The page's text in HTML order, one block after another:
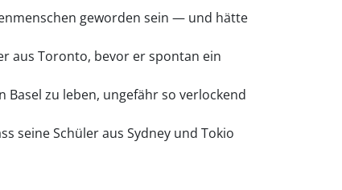
geworden sein — und hätte
aus Toronto, bevor er spontan ein
zu leben, ungefähr so verlockend
seine Schüler aus Sydney und Tokio